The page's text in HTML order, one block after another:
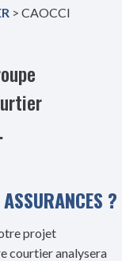
> CAOCCI
?
projet
courtier analysera